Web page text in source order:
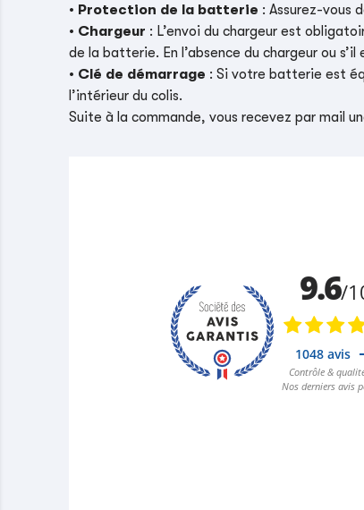
• Protection de la batterie : Assurez-vous
• Chargeur : L’envoi du chargeur est
de la batterie. En l’absence du chargeur ou
• Clé de démarrage : Si votre batterie est
l’intérieur du colis.
Suite à la commande, vous recevez par mail